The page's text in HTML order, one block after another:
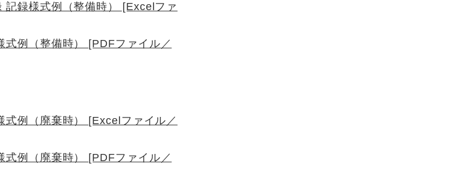
録様式例（整備時） [Excelファ
例（整備時） [PDFファイル／
例（廃棄時） [Excelファイル／
例（廃棄時） [PDFファイル／